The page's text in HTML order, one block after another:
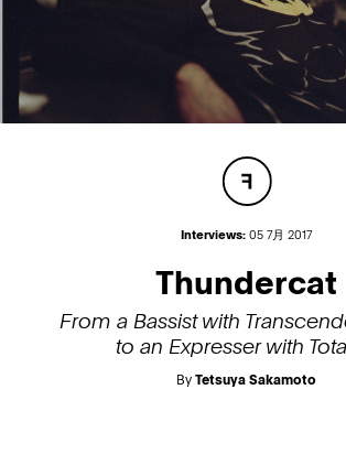
Interviews: 05 7月 2017
Thundercat
From a Bassist with
to an Expresser with
ByTetsuya Sakamoto